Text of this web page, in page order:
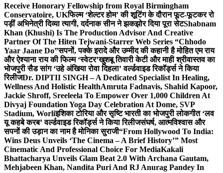
Receive Honorary Fellowship from Royal Birmingham
Conservatoire, UKफिल्म ‘शेल्टर होम’ की शूटिंग के दौरान फूट-फूटकर रो
पड़ीं अभिनेत्री दिव्या त्यागी, दर्दनाक सीन ने झकझोर दिया पूरा सेटShabnam
Khan (Khushi) Is The Production Advisor And Creative
Partner Of The Hiten Tejwani-Starrer Web Series “Chhodo
Yaar Jaane Do”सपनों, पक्के इरादे और उम्मीद की कहानी है मोहित एम राय
और ऐश्याना राय की फिल्म ‘स्वेटर’खुशबू तिवारी केटी और माही श्रीवास्तव का
भोजपुरी सैड सांग ‘उहे अंखिया रोवा दिहला’ वर्ल्डवाइड रिकॉर्ड्स ने किया
रिलीजDr. DIPTII SINGH – A Dedicated Specialist In Healing,
Wellness And Holistic HealthAmruta Fadnavis, Shahid Kapoor,
Jackie Shroff, Sreeleela To Empower Over 1,000 Children At
Divyaj Foundation Yoga Day Celebration At Dome, SVP
Stadium, Worliइशिका टोरिया और सृष्टि भारती का भोजपुरी लोकगीत ‘लव
यू कहबे करब’ वर्ल्डवाइड रिकॉर्ड्स ने किया रिलीजसंघर्ष, आत्मविश्वास और
सपनों की उड़ान का नाम है मोनिका सुराजी“From Hollywood To India:
Wins Deus Unveils ‘The Cinema – A Brief History’” Most
Cinematic And Professional Choice For MediaKakali
Bhattacharya Unveils Glam Beat 2.0 With Archana Gautam,
Mehjabeen Khan, Nandita Puri And RJ Anurag Pandey In